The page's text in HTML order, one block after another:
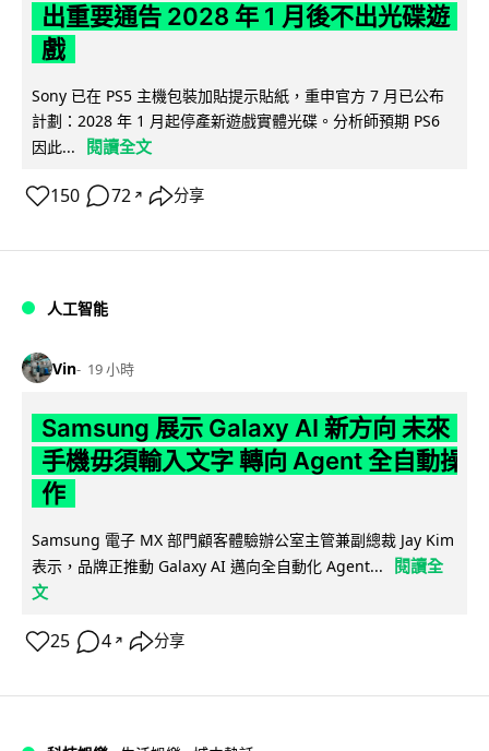
出重要通告 2028 年 1 月後不出光碟遊
戲
Sony 已在 PS5 主機包裝加貼提示貼紙，重申官方 7 月已公布
計劃：2028 年 1 月起停產新遊戲實體光碟。分析師預期 PS6
因此...
閱讀全文
150 72 ↗ 分享
人工智能
Vin 19 小時
Samsung 展示 Galaxy AI 新方向 未來
手機毋須輸入文字 轉向 Agent 全自動操
作
Samsung 電子 MX 部門顧客體驗辦公室主管兼副總裁 Jay Kim
表示，品牌正推動 Galaxy AI 邁向全自動化 Agent...
閱讀全
文
25 4 ↗ 分享